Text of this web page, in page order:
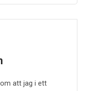
att jag i ett